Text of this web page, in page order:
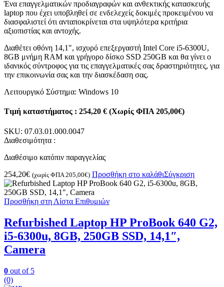
Ένα επαγγελματικών προδιαγραφών και ανθεκτικής κατασκευής
laptop που έχει υποβληθεί σε ενδελεχείς δοκιμές προκειμένου να
διασφαλιστεί ότι ανταποκρίνεται στα υψηλότερα κριτήρια
αξιοπιστίας και αντοχής.
Διαθέτει οθόνη 14,1″, ισχυρό επεξεργαστή Intel Core i5-6300U,
8GB μνήμη RAM και γρήγορο δίσκο SSD 250GB και θα γίνει ο
ιδανικός σύντροφος για τις επαγγελματικές σας δραστηριότητες, για
την επικοινωνία σας και την διασκέδαση σας.
Λειτουργικό Σύστημα: Windows 10
Τιμή καταστήματος : 254,20 € (Χωρίς ΦΠΑ 205,00€)
SKU: 07.03.01.000.0047
Διαθεσιμότητα :
Διαθέσιμο κατόπιν παραγγελίας
254,20€ (χωρίς ΦΠΑ 205,00€) Προσθήκη στο καλάθιΣύγκριση
Προσθήκη στη Λίστα Επιθυμιών
Refurbished Laptop HP ProBook 640 G2,
i5-6300u, 8GB, 250GB SSD, 14,1″,
Camera
0 out of 5
(0)